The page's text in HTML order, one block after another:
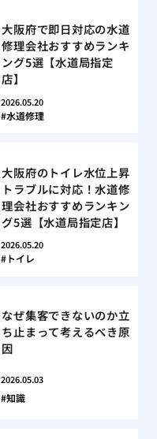
大阪府で即日対応の水道
修理会社おすすめランキ
ング5選【水道局指定
店】
2026.05.20
水道修理
大阪府のトイレ水位上昇
トラブルに対応！水道修
理会社おすすめランキン
グ5選【水道局指定店】
2026.05.20
トイレ
なぜ集客できないのか立
ち止まって考えるべき原
因
2026.05.03
知識